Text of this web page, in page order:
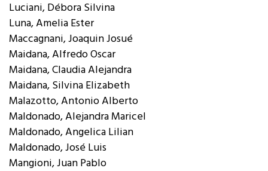
Luciani, Débora Silvina
Luna, Amelia Ester
Maccagnani, Joaquin Josué
Maidana, Alfredo Oscar
Maidana, Claudia Alejandra
Maidana, Silvina Elizabeth
Malazotto, Antonio Alberto
Maldonado, Alejandra Maricel
Maldonado, Angelica Lilian
Maldonado, José Luis
Mangioni, Juan Pablo